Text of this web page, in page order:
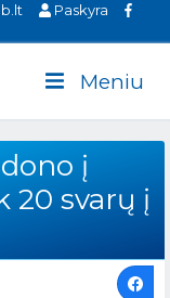
Paskyra
Meniu
į
20 svarų į